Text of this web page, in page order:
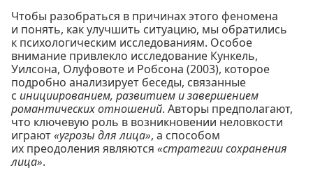
Чтобы разобраться в причинах этого феномена
и понять, как улучшить ситуацию, мы обратились
к психологическим исследованиям. Особое
внимание привлекло исследование Кункель,
Уилсона, Олуфовоте и Робсона (2003), которое
подробно анализирует беседы, связанные
с инициированием, развитием и завершением
романтических отношений. Авторы предполагают,
что ключевую роль в возникновении неловкости
играют«угрозы для лица», а способом
их преодоления являются «стратегии сохранения
лица».